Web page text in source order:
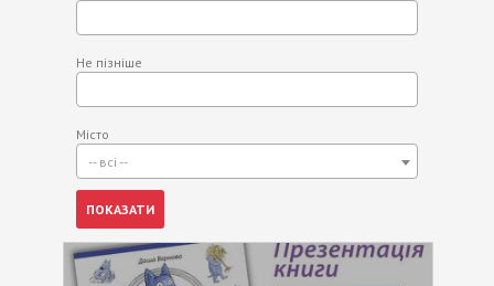
Не пізніше
Місто
-- всі --